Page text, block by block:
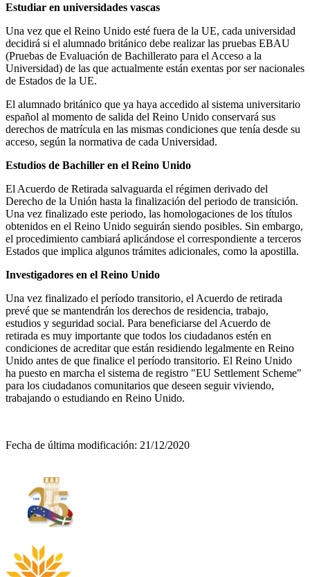
Estudiar en universidades vascas
Una vez que el Reino Unido esté fuera de la UE, cada universidad
decidirá si el alumnado británico debe realizar las pruebas EBAU
(Pruebas de Evaluación de Bachillerato para el Acceso a la
Universidad) de las que actualmente están exentas por ser nacionales
de Estados de la UE.
El alumnado británico que ya haya accedido al sistema universitario
español al momento de salida del Reino Unido conservará sus
derechos de matrícula en las mismas condiciones que tenía desde su
acceso, según la normativa de cada Universidad.
Estudios de Bachiller en el Reino Unido
El Acuerdo de Retirada salvaguarda el régimen derivado del
Derecho de la Unión hasta la finalización del periodo de transición.
Una vez finalizado este periodo, las homologaciones de los títulos
obtenidos en el Reino Unido seguirán siendo posibles. Sin embargo,
el procedimiento cambiará aplicándose el correspondiente a terceros
Estados que implica algunos trámites adicionales, como la apostilla.
Investigadores en el Reino Unido
Una vez finalizado el período transitorio, el Acuerdo de retirada
prevé que se mantendrán los derechos de residencia, trabajo,
estudios y seguridad social. Para beneficiarse del Acuerdo de
retirada es muy importante que todos los ciudadanos estén en
condiciones de acreditar que están residiendo legalmente en Reino
Unido antes de que finalice el período transitorio. El Reino Unido
ha puesto en marcha el sistema de registro "EU Settlement Scheme"
para los ciudadanos comunitarios que deseen seguir viviendo,
trabajando o estudiando en Reino Unido.
Fecha de última modificación: 21/12/2020